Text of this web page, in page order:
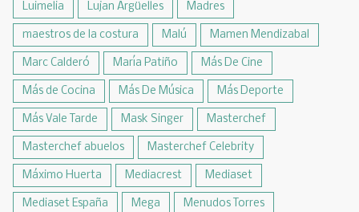
Luimelia Lujan Argüelles Madres
maestros de la costura Malú Mamen Mendizabal
Marc Calderó María Patiño Más De Cine
Más de Cocina Más De Música Más Deporte
Más Vale Tarde Mask Singer Masterchef
Masterchef abuelos Masterchef Celebrity
Máximo Huerta Mediacrest Mediaset
Mediaset España Mega Menudos Torres